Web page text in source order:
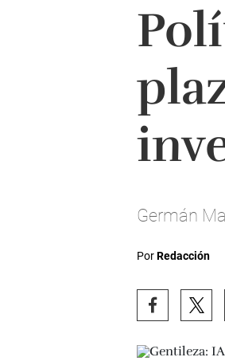
Germán
PorRedacción